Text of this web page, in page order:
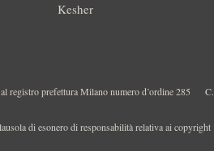
Kesher
registro prefettura Milano numero d’ordine 285
di esonero di responsabilità relativa ai copyright